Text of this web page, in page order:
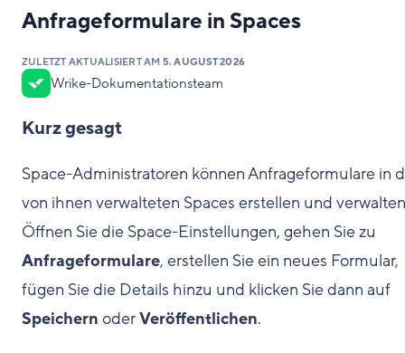
Anfrageformulare in Spaces
ZULETZT AKTUALISIERT AM 5. AUGUST 2026
Wrike-Dokumentationsteam
Kurz gesagt
Space-Administratoren können Anfrageformulare in
von ihnen verwalteten Spaces erstellen und
Öffnen Sie die Space-Einstellungen, gehen Sie zu
Anfrageformulare, erstellen Sie ein neues Formular,
fügen Sie die Details hinzu und klicken Sie dann auf
Speichern oderVeröffentlichen.